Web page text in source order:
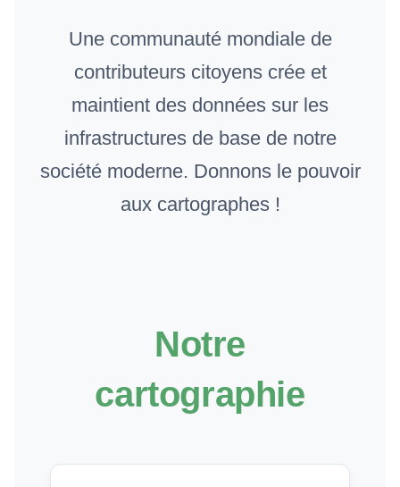
Une communauté mondiale de
contributeurs citoyens crée et
maintient des données sur les
infrastructures de base de notre
société moderne. Donnons le pouvoir
aux cartographes !
Notre
cartographie